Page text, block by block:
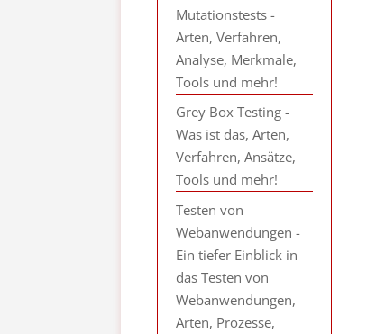
Mutationstests -
Arten, Verfahren,
Analyse, Merkmale,
Tools und mehr!
Grey Box Testing -
Was ist das, Arten,
Verfahren, Ansätze,
Tools und mehr!
Testen von
Webanwendungen -
Ein tiefer Einblick in
das Testen von
Webanwendungen,
Arten, Prozesse,